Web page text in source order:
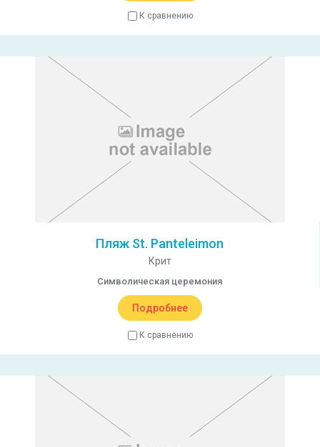
К сравнению
Пляж St. Panteleimon
Крит
Символическая церемония
Подробнее
К сравнению